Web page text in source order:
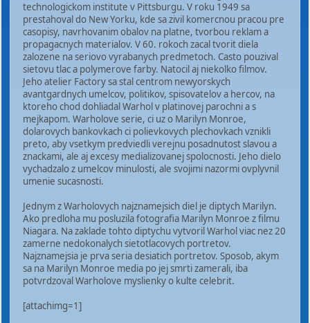
technologickom institute v Pittsburgu. V roku 1949 sa
prestahoval do New Yorku, kde sa zivil komercnou pracou pre
casopisy, navrhovanim obalov na platne, tvorbou reklam a
propagacnych materialov. V 60. rokoch zacal tvorit diela
zalozene na seriovo vyrabanych predmetoch. Casto pouzival
sietovu tlac a polymerove farby. Natocil aj niekolko filmov.
Jeho atelier Factory sa stal centrom newyorskych
avantgardnych umelcov, politikov, spisovatelov a hercov, na
ktoreho chod dohliadal Warhol v platinovej parochni a s
mejkapom. Warholove serie, ci uz o Marilyn Monroe,
dolarovych bankovkach ci polievkovych plechovkach vznikli
preto, aby vsetkym predviedli verejnu posadnutost slavou a
znackami, ale aj excesy medializovanej spolocnosti. Jeho dielo
vychadzalo z umelcov minulosti, ale svojimi nazormi ovplyvnil
umenie sucasnosti.
Jednym z Warholovych najznamejsich diel je diptych Marilyn.
Ako predloha mu posluzila fotografia Marilyn Monroe z filmu
Niagara. Na zaklade tohto diptychu vytvoril Warhol viac nez 20
zamerne nedokonalych sietotlacovych portretov.
Najznamejsia je prva seria desiatich portretov. Sposob, akym
sa na Marilyn Monroe media po jej smrti zamerali, iba
potvrdzoval Warholove myslienky o kulte celebrit.
[attachimg=1]